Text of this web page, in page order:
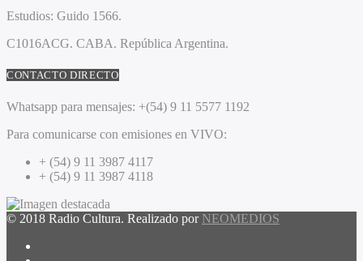
Estudios: Guido 1566.
C1016ACG. CABA. República Argentina.
CONTACTO DIRECTO
Whatsapp para mensajes: +(54) 9 11 5577 1192
Para comunicarse con emisiones en VIVO:
+ (54) 9 11 3987 4117
+ (54) 9 11 3987 4118
© 2018 Radio Cultura. Realizado por NEOMEDIOS